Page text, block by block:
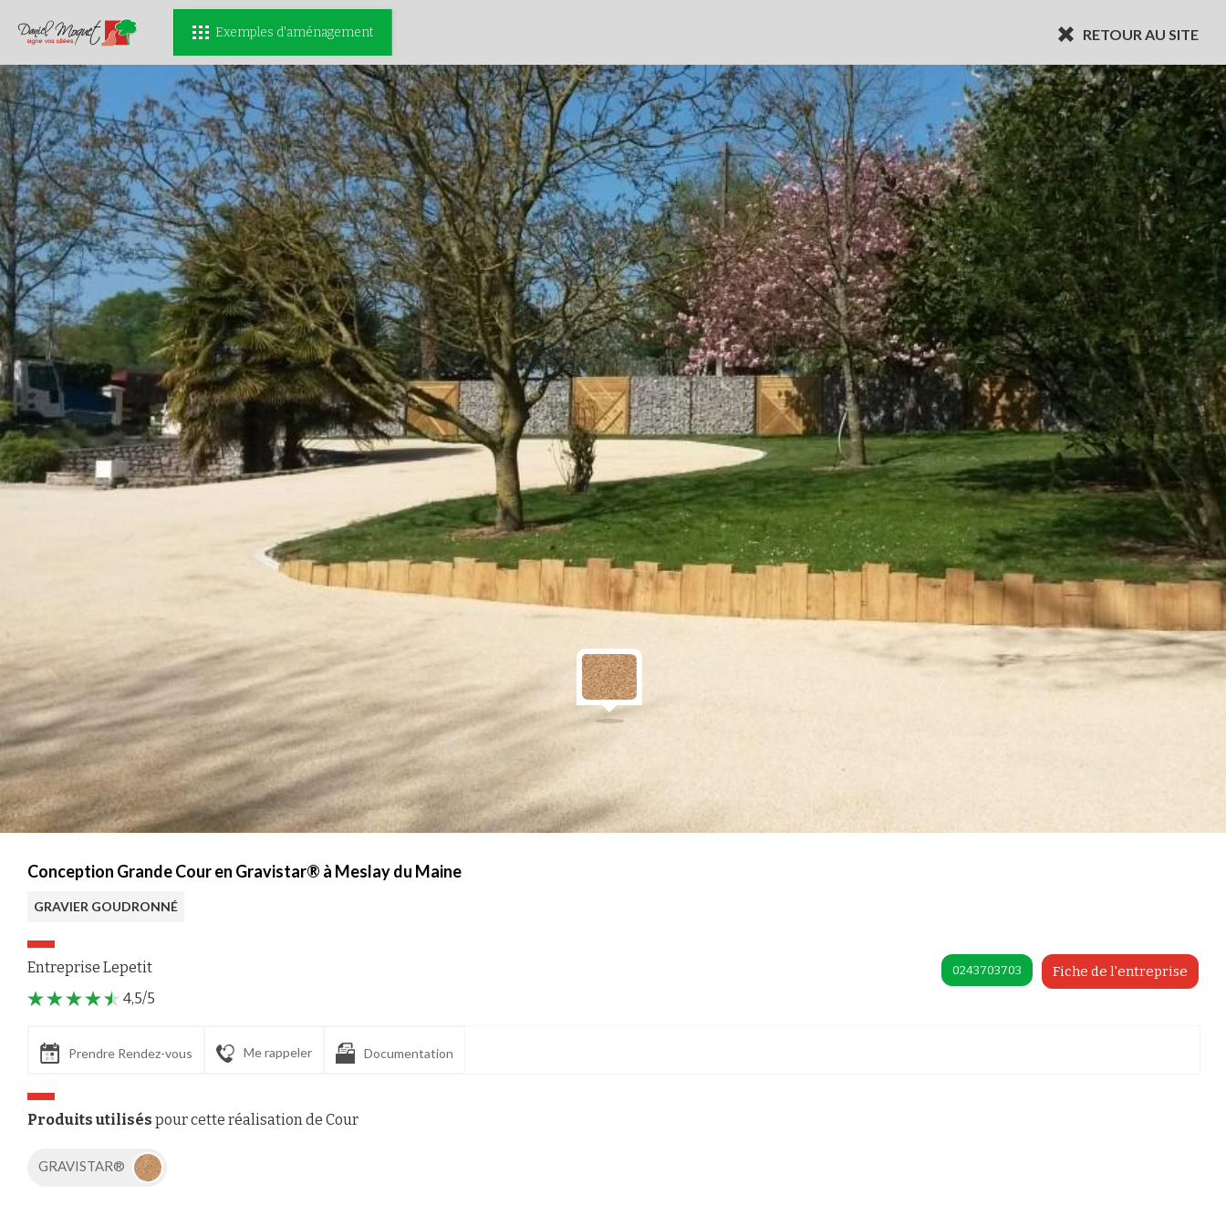
RETOUR AU SITE
Exemples d'aménagement
Conception Grande Cour en Gravistar® à Meslay du Maine
GRAVIER GOUDRONNÉ
Entreprise Lepetit Fiche de l'entreprise
0243703703
4,5/5
Prendre Rendez-vous Me rappeler Documentation
Produits utilisés pour cette réalisation de Cour
GRAVISTAR®